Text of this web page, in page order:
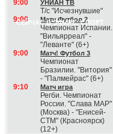
9:00
УНИАН ТВ
Т/с "Исчезнувшие"
СЕЙЧАС В ЭФИРЕ: СПОРТ
9:00 Матч Футбол 2
Чемпионат Испании.
"Вильярреал" -
"Леванте" (6+)
9:00
Матч! Футбол 3
Чемпионат
Бразилии. "Витория"
- "Палмейрас" (6+)
9:10
Матч игра
Регби. Чемпионат
России. "Слава МАР"
(Москва) - "Енисей-
СТМ" (Красноярск)
(12+)